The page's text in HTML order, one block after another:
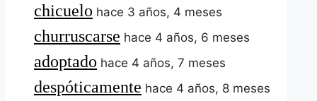
chicuelo hace 3 años, 4 meses
churruscarse hace 4 años, 6 meses
adoptado hace 4 años, 7 meses
despóticamente hace 4 años, 8 meses